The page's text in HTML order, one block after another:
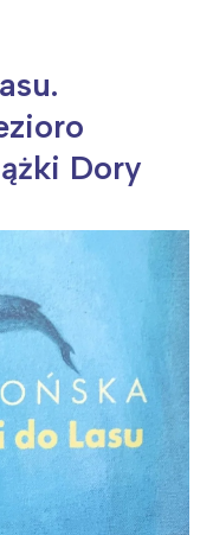
Dory